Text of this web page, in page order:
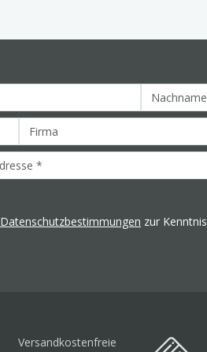
Datenschutzbestimmungen zur Kenntnis
Versandkostenfreie